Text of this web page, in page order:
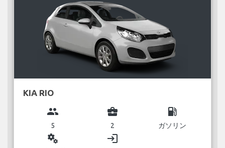
KIA RIO
group
5
business_center
2
local_gas_station
ガソリン
miscellaneous_services login